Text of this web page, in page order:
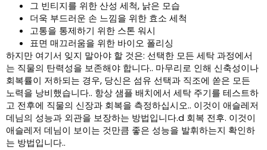
그 빈티지를 위한 산성 세척, 낡은 모습
더욱 부드러운 손 느낌을 위한 효소 세척
고통을 통제하기 위한 스톤 워시
표면 매끄러움을 위한 바이오 폴리싱
하지만 여기서 잊지 말아야 할 것은: 선택한 모든 세탁 과정에서
는 직물의 탄력성을 보존해야 합니다.. 마무리로 인해 신축성이나
회복률이 저하되는 경우, 당신은 섬유 선택과 직조에 쏟은 모든
노력을 낭비했습니다.. 항상 샘플 배치에서 세탁 주기를 테스트하
고 전후에 직물의 신장과 회복을 측정하십시오.. 이것이 애슬레저
데님의 성능과 외관을 보장하는 방법입니다.d 회복 전후. 이것이
애슬레저 데님이 보이는 것만큼 좋은 성능을 발휘하는지 확인하
는 방법입니다..